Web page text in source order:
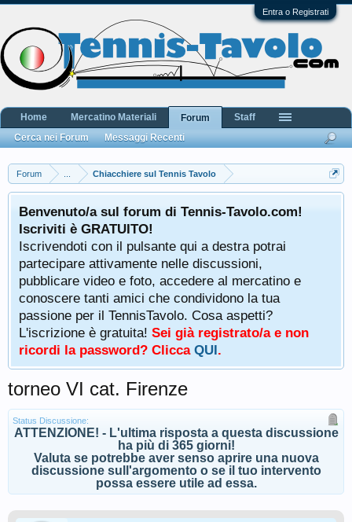
Entra o Registrati
Forum Chiacchiere sul Tennis Tavolo
Benvenuto/a sul forum di Tennis-Tavolo.com!
Iscriviti è GRATUITO!
Iscrivendoti con il pulsante qui a destra potrai
partecipare attivamente nelle discussioni,
pubblicare video e foto, accedere al mercatino e
conoscere tanti amici che condividono la tua
passione per il TennisTavolo. Cosa aspetti?
L'iscrizione è gratuita! Sei già registrato/a e non
ricordi la password? Clicca QUI.
torneo VI cat. Firenze
Status Discussione:
ATTENZIONE! - L'ultima risposta a questa discussione
ha più di 365 giorni!
Valuta se potrebbe aver senso aprire una nuova
discussione sull'argomento o se il tuo intervento
possa essere utile ad essa.
Home Mercatino Materiali
Forum
Cerca nei Forum
Messaggi Recenti
Staff